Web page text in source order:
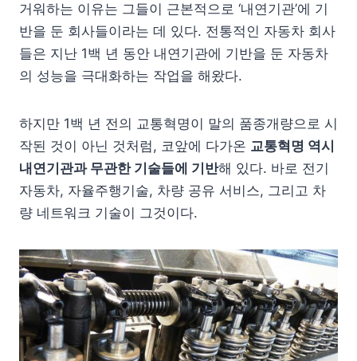
거워하는 이유는 그들이 근본적으로 ‘내연기관’에 기
반을 둔 회사들이라는 데 있다. 전통적인 자동차 회사
들은 지난 1백 년 동안 내연기관에 기반을 둔 자동차
의 성능을 극대화하는 작업을 해왔다.
하지만 1백 년 전의 교통혁명이 말의 품종개량으로 시
작된 것이 아닌 것처럼, 코앞에 다가온 교통혁명 역시
내연기관과 무관한 기술들에 기반해 있다. 바로 전기
자동차, 자율주행기술, 차량 공유 서비스, 그리고 차
량 네트워크 기술이 그것이다.